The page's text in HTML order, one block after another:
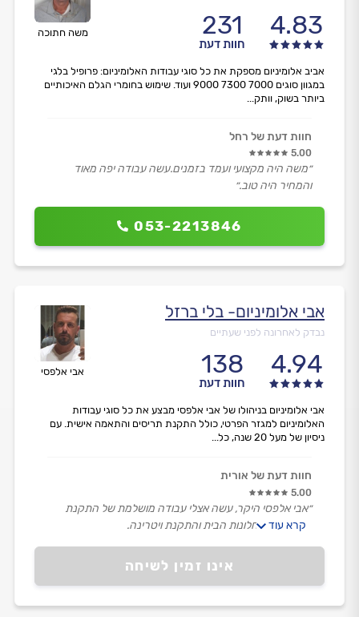
משה חתוכה 4.83
231
חוות דעת
053-2213846
אביב אלומיניום מספקת את כל סוגי עבודות האלומיניום: פרופיל בלגי
במגוון סוגים 7000 7300 9000 ועוד. שימוש בחומרי הגלם האיכותיים
ביותר בשוק, וותק...
חוות דעת של רחל
5.00
״משה היה מקצועי ועמד בזמנים.עשה עבודה יפה מאוד
והמחיר היה טוב.״
אבי אלפסי
אבי אלומיניום- בלי ברזל
נבדק לאחרונה לפני שעתיים
4.94
138
חוות דעת
אינו זמין לשיחה
אבי אלומיניום בניהולו של אבי אלפסי מבצע את כל סוגי עבודות
האלומיניום למגזר הפרטי, כולל התקנת תריסים והתאמה אישית. עם
ניסיון של מעל 20 שנה, כל...
חוות דעת של אורית
5.00
״אבי אלפסי היקר, עשה אצלי עבודה מושלמת של התקנת
רשתות לכל חלונות הבית והתקנת ויטרינה.
שירותי, נעים ואדיב ברמה הכי גבוהה שיש.
אבי ענה בסבלנות לכל שאלה, ליווה אותי לאורך כל הדרך
ממליצה עליו בחום לכל מי שמחפש בעל מקצוע שאפשר
קרא עוד